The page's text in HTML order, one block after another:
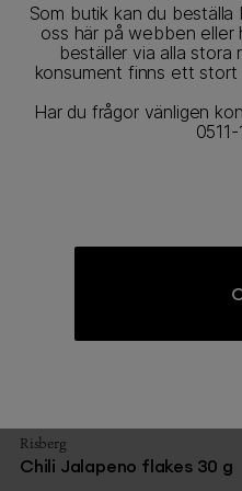
Som butik kan du
oss här på webben eller
beställer via alla stora
konsument finns ett
Har du frågor vänligen
Förslag på
Risberg
Chili Jalapeno flakes 30 g